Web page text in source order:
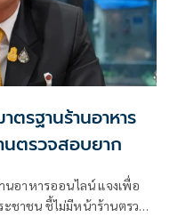
รฐานร้านอาหาร
าร้านตรวจสอบยาก
นอาหารออนไลน์ แจงเพื่อ
ชาชน ชี้ไม่มีหน้าร้านตรวจ